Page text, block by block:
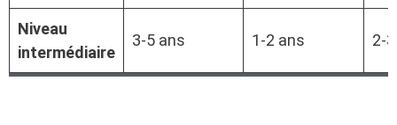
Niveau
intermédiaire
3-5 ans 1-2 ans 2-